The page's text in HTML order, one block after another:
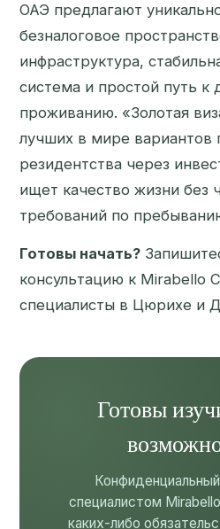
ОАЭ предлагают
безналоговое
инфраструктура,
система и простой путь к
проживанию. «Золотая
лучших в мире вариантов
резидентства через
ищет качество жизни без
требований по
Готовы начать?
консультацию к Mirabello
специалисты в Цюрихе и
Готовы
специалистом
каких-либо